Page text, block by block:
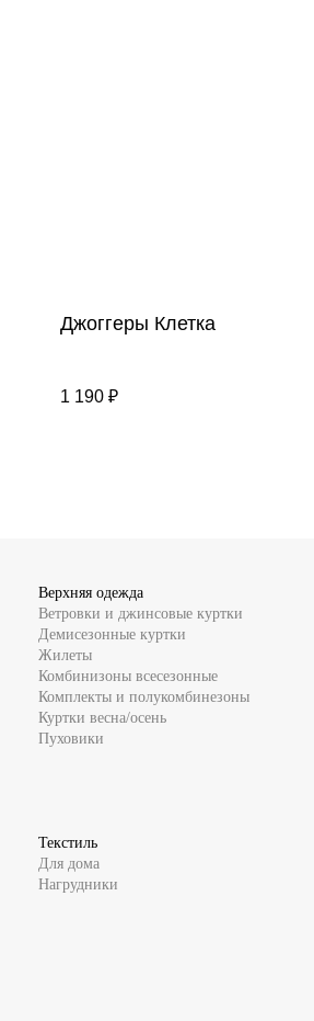
Джоггеры Клетка
1 190 ₽
Верхняя одежда
Ветровки и джинсовые куртки
Демисезонные куртки
Жилеты
Комбинизоны всесезонные
Комплекты и полукомбинезоны
Куртки весна/осень
Пуховики
Текстиль
Для дома
Нагрудники